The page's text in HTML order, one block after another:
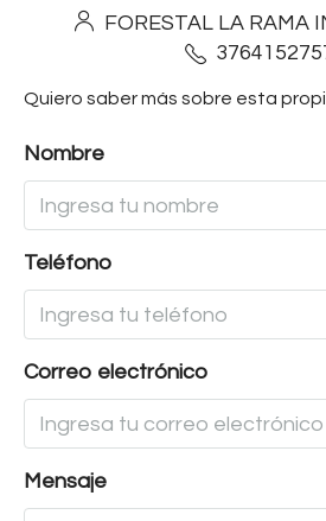
FORESTAL LA RAMA
Quiero saber más sobre esta
Nombre
Teléfono
Correo electrónico
Mensaje